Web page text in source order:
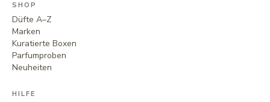
SHOP
Düfte A–Z
Marken
Kuratierte Boxen
Parfumproben
Neuheiten
HILFE